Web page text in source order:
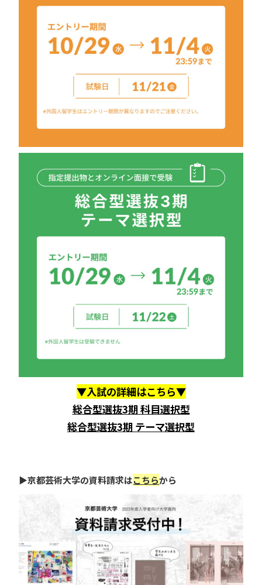
▼入試の詳細はこちら▼
総合型選抜3期 科目選択型
総合型選抜3期 テーマ選択型
▶京都芸術大学の資料請求はこちらから